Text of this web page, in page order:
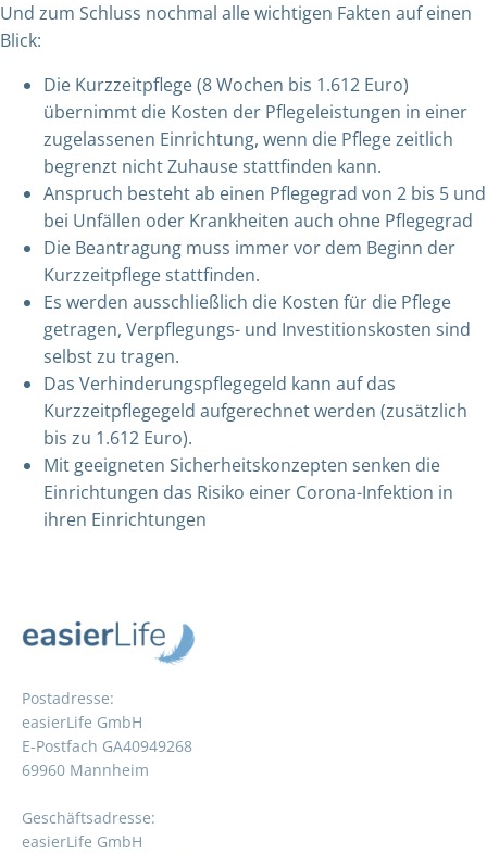
Und zum Schluss nochmal alle wichtigen Fakten auf einen
Blick:
Die Kurzzeitpflege (8 Wochen bis 1.612 Euro)
übernimmt die Kosten der Pflegeleistungen in einer
zugelassenen Einrichtung, wenn die Pflege zeitlich
begrenzt nicht Zuhause stattfinden kann.
Anspruch besteht ab einen Pflegegrad von 2 bis 5 und
bei Unfällen oder Krankheiten auch ohne Pflegegrad
Die Beantragung muss immer vor dem Beginn der
Kurzzeitpflege stattfinden.
Es werden ausschließlich die Kosten für die Pflege
getragen, Verpflegungs- und Investitionskosten sind
selbst zu tragen.
Das Verhinderungspflegegeld kann auf das
Kurzzeitpflegegeld aufgerechnet werden (zusätzlich
bis zu 1.612 Euro).
Mit geeigneten Sicherheitskonzepten senken die
Einrichtungen das Risiko einer Corona-Infektion in
ihren Einrichtungen
Postadresse:
easierLife GmbH
E-Postfach GA40949268
69960 Mannheim
Geschäftsadresse:
easierLife GmbH